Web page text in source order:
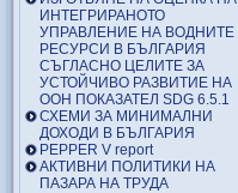
ИНТЕГРИРАНОТО
УПРАВЛЕНИЕ НА ВОДНИТЕ
РЕСУРСИ В БЪЛГАРИЯ
СЪГЛАСНО ЦЕЛИТЕ ЗА
УСТОЙЧИВО РАЗВИТИЕ НА
ООН ПОКАЗАТЕЛ SDG 6.5.1
СХЕМИ ЗА МИНИМАЛНИ
ДОХОДИ В БЪЛГАРИЯ
PEPPER V report
АКТИВНИ ПОЛИТИКИ НА
ПАЗАРА НА ТРУДА